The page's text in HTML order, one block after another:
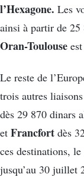
l’Hexagone. Les
ainsi à partir de
Oran-Toulouse
Le reste de
trois autres
dès 29 870 dinars
et Francfort dès
ces destinations,
jusqu’au 30 juillet